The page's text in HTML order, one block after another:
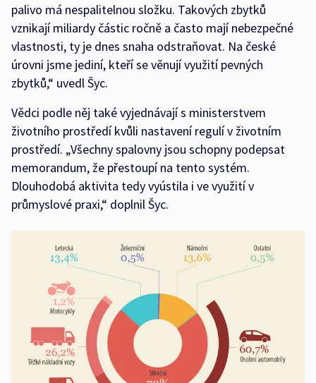
palivo má nespalitelnou složku. Takových zbytků
vznikají miliardy částic ročně a často mají nebezpečné
vlastnosti, ty je dnes snaha odstraňovat. Na české
úrovni jsme jediní, kteří se věnují využití pevných
zbytků,“ uvedl Šyc.
Vědci podle něj také vyjednávají s ministerstvem
životního prostředí kvůli nastavení regulí v životním
prostředí. „Všechny spalovny jsou schopny podepsat
memorandum, že přestoupí na tento systém.
Dlouhodobá aktivita tedy vyústila i ve využití v
průmyslové praxi,“ doplnil Šyc.